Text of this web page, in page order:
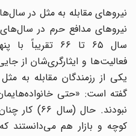
سال ۶۵ تا ۶۶
فعالیت‌ها و ایثارگری‌شان از
یکی از رزمندگان مقابله به
گفته است: «حتی
نبودند. حال
کوچه و بازار هم می‌دانستند